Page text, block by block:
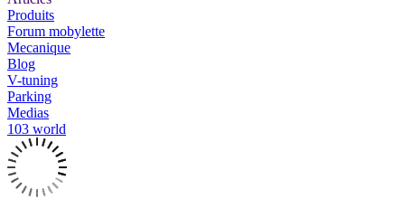
Produits
Forum mobylette
Mecanique
Blog
V-tuning
Parking
Medias
103 world